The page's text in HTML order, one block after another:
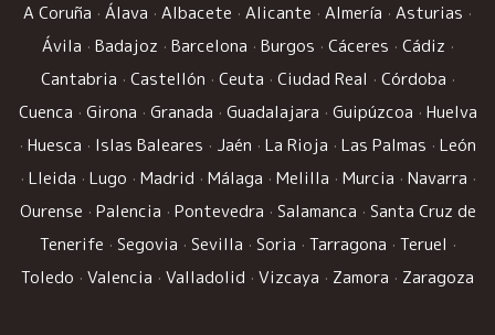
A Coruña · Álava · Albacete · Alicante · Almería · Asturias ·
Ávila · Badajoz · Barcelona · Burgos · Cáceres · Cádiz ·
Cantabria · Castellón · Ceuta · Ciudad Real · Córdoba ·
Cuenca · Girona · Granada · Guadalajara · Guipúzcoa · Huelva
· Huesca · Islas Baleares · Jaén · La Rioja · Las Palmas · León
· Lleida · Lugo · Madrid · Málaga · Melilla · Murcia · Navarra ·
Ourense · Palencia · Pontevedra · Salamanca · Santa Cruz de
Tenerife · Segovia · Sevilla · Soria · Tarragona · Teruel ·
Toledo · Valencia · Valladolid · Vizcaya · Zamora · Zaragoza